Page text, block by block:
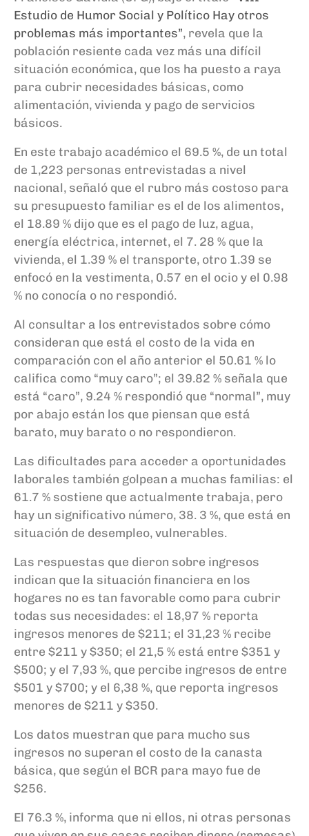
Estudio de Humor Social y Político Hay otros
problemas más importantes”, revela que la
población resiente cada vez más una difícil
situación económica, que los ha puesto a raya
para cubrir necesidades básicas, como
alimentación, vivienda y pago de servicios
básicos.
En este trabajo académico el 69.5 %, de un total
de 1,223 personas entrevistadas a nivel
nacional, señaló que el rubro más costoso para
su presupuesto familiar es el de los alimentos,
el 18.89 % dijo que es el pago de luz, agua,
energía eléctrica, internet, el 7. 28 % que la
vivienda, el 1.39 % el transporte, otro 1.39 se
enfocó en la vestimenta, 0.57 en el ocio y el 0.98
% no conocía o no respondió.
Al consultar a los entrevistados sobre cómo
consideran que está el costo de la vida en
comparación con el año anterior el 50.61 % lo
califica como “muy caro”; el 39.82 % señala que
está “caro”, 9.24 % respondió que “normal”, muy
por abajo están los que piensan que está
barato, muy barato o no respondieron.
Las dificultades para acceder a oportunidades
laborales también golpean a muchas familias: el
61.7 % sostiene que actualmente trabaja, pero
hay un significativo número, 38. 3 %, que está en
situación de desempleo, vulnerables.
Las respuestas que dieron sobre ingresos
indican que la situación financiera en los
hogares no es tan favorable como para cubrir
todas sus necesidades: el 18,97 % reporta
ingresos menores de $211; el 31,23 % recibe
entre $211 y $350; el 21,5 % está entre $351 y
$500; y el 7,93 %, que percibe ingresos de entre
$501 y $700; y el 6,38 %, que reporta ingresos
menores de $211 y $350.
Los datos muestran que para mucho sus
ingresos no superan el costo de la canasta
básica, que según el BCR para mayo fue de
$256.
El 76.3 %, informa que ni ellos, ni otras personas